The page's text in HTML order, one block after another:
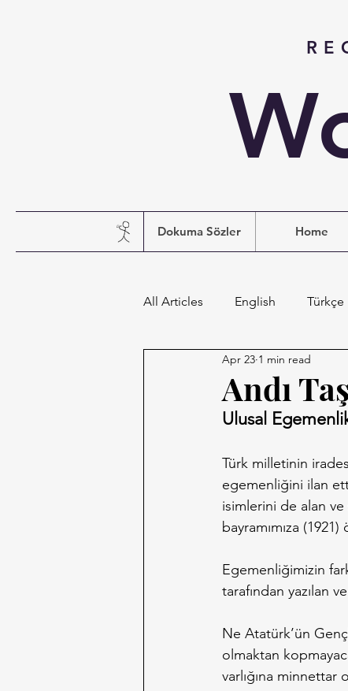
Dokuma Sözler Home
All Articles English Türkçe
Andı
Apr 23 1 min read
Ulusal
Türk milletinin
egemenliğini ilan
isimlerini de alan
bayramımıza
Egemenliğimizin
tarafından yazılan
Ne Atatürk’ün
olmaktan
varlığına minnettar